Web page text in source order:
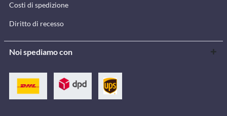
Costi di spedizione
Diritto di recesso
Noi spediamo con